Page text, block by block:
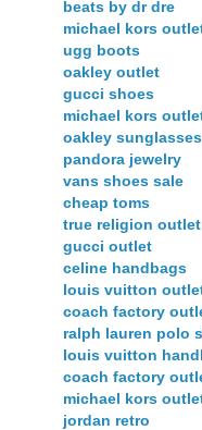
beats by dr dre
michael kors
ugg boots
oakley outlet
gucci shoes
michael kors
oakley sunglasses
pandora jewelry
vans shoes sale
cheap toms
true religion outlet
gucci outlet
celine handbags
louis vuitton
coach factory
ralph lauren polo
louis vuitton
coach factory
michael kors
jordan retro